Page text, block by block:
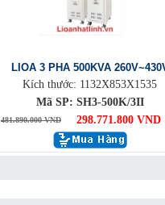
LIOA 3 PHA 500KVA
Kích thước: 1132X853X1535
Mã SP: SH3-500K/3II
481.890.000 VND 298.771.800 VND